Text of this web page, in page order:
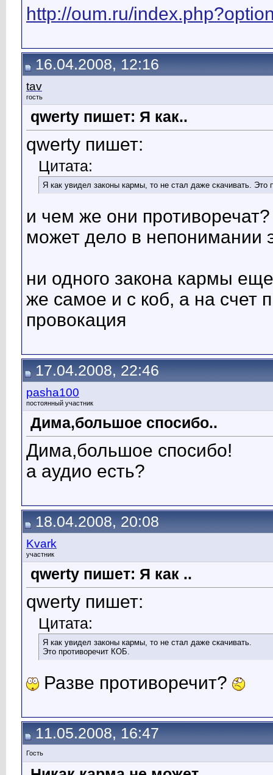
http://oum.ru/
16.04.2008, 12:16
tav
гость
qwerty пишет: Я как..
qwerty пишет:
Цитата:
Я как увидел законы кармы, то не стал даже скачивать. Это
и чем же они противоречат?
может дело в непонимании
ни одного закона кармы
же самое и с коб, а на счет
провокация
17.04.2008, 22:46
pasha100
постоянный участник
Дима,большое спосибо..
Дима,большое спосибо!
а аудио есть?
18.04.2008, 20:08
Kvark
участник
qwerty пишет: Я как ..
qwerty пишет:
Цитата:
Я как увидел законы кармы, то не стал даже скачивать.
Это противоречит КОБ.
Разве противоречит?
11.05.2008, 16:47
Гость